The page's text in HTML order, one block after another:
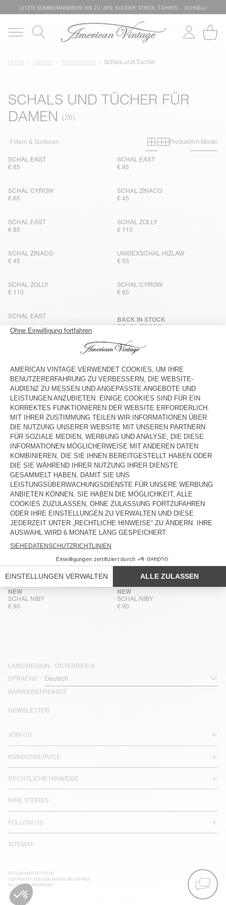
LETZTE SOMMERANGEBOTE BIS ZU -50%: KLEIDER, STRICK, T-SHIRTS… SCHNELL!
Home Damen Accessoires Schals und Tücher
SCHALS UND TÜCHER FÜR
DAMEN
Filtern & Sortieren Primary grid
Secondary
ProduktAm Model
SCHAL EAST
€ 85
SCHAL EAST
€ 85
SCHAL CYROW
€ 65
SCHAL ZINACO
€ 45
SCHAL EAST
€ 85
SCHAL ZOLLY
€ 110
SCHAL ZINACO
€ 45
UNISEXSCHAL HIZLAW
€ 55
SCHAL ZOLLY
€ 110
SCHAL CYROW
€ 65
SCHAL EAST
€ 85
SCHAL ZINACO
BACK IN STOCK
€ 55
€ 65
SCHAL ZINACO
€ 45
SCHAL ZINACO
€ 45
SCHAL ZINACO
NEW
€ 45
SCHAL ZINACO
NEW
€ 45
SCHAL ZINACO
NEW
€ 45
SCHAL ZINACO
NEW
€ 45
SCHAL ZINACO
NEW
€ 45
SCHAL ZINACO
NEW
€ 45
NEW
€ 45
SCHAL ZINACO
€ 45
SCHAL NIBY
NEW
€ 90
SCHAL NIBY
NEW
€ 90
LAND/REGION : ÖSTERREICH
SPRACHE :
BARRIEREFREIHEIT
JOIN US
KUNDENSERVICE
RECHTLICHE HINWEISE
IHRE STORES
FOLLOW US
SITEMAP
NEWSLETTER
RETUSCHIERTE FOTOS
COPYRIGHT 2025-2026 AMERICAN VINTAGE
ALL RIGHTS RESERVED